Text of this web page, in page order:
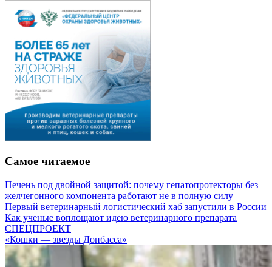
Самое читаемое
Печень под двойной защитой: почему гепатопротекторы без
желчегонного компонента работают не в полную силу
Первый ветеринарный логистический хаб запустили в России
Как ученые воплощают идею ветеринарного препарата
СПЕЦПРОЕКТ
«Кошки — звезды Донбасса»